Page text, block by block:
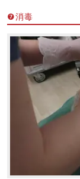
❼消毒